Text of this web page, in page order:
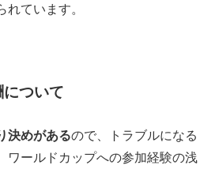
れています。
ついて
決めがあるので、トラブルになる
ワールドカップへの参加経験の浅